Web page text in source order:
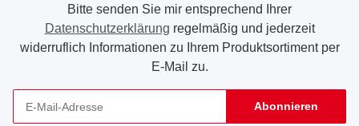
Bitte senden Sie mir entsprechend Ihrer
Datenschutzerklärung regelmäßig und jederzeit
widerruflich Informationen zu Ihrem Produktsortiment per
E-Mail zu.
Abonnieren